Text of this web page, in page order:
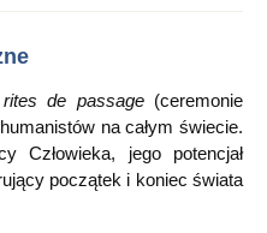
rites de passage(ceremonie
na całym świecie.
Człowieka, jego potencjał
początek i koniec świata